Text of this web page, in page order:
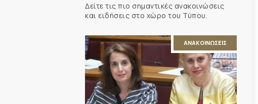
Δείτε τις πιο σημαντικές ανακοινώσεις
και ειδήσεις στο χώρο του Τύπου.
ΑΝΑΚΟΙΝΩΣΕΙΣ